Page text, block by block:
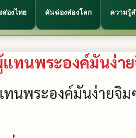
ส่องไทย คันฉ่องส่องโลก ความรู้
แทนพระองค์มันง่า
ทนพระองค์มันง่ายจิม